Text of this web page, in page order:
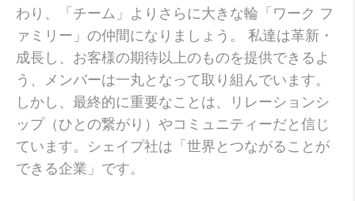
わり、「チーム」よりさらに大きな輪「ワーク フ
ァミリー」の仲間になりましょう。 私達は革新・
成長し、お客様の期待以上のものを提供できるよ
う、メンバーは一丸となって取り組んでいます。
しかし、最終的に重要なことは、リレーションシ
ップ（ひとの繋がり）やコミュニティーだと信じ
ています。シェイプ社は「世界とつながることが
できる企業」です。